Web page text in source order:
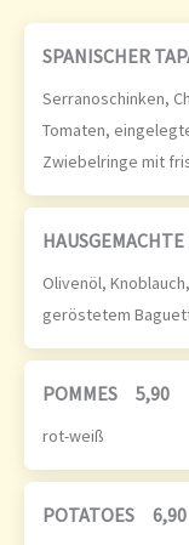
SPANISCHER
Serranoschinken,
Tomaten,
Zwiebelringe mit
Olivenöl,
geröstetem
POMMES 5,90
rot-weiß
POTATOES 6,90